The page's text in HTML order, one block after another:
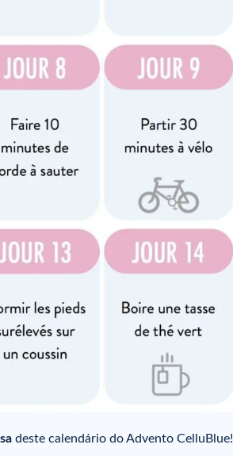
deste calendário do Advento CelluBlue!